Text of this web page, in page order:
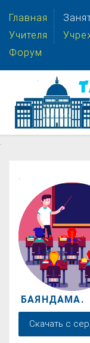
Главная
Учителя
Форум
.
.
БАЯНДАМА.
Скачать с
.